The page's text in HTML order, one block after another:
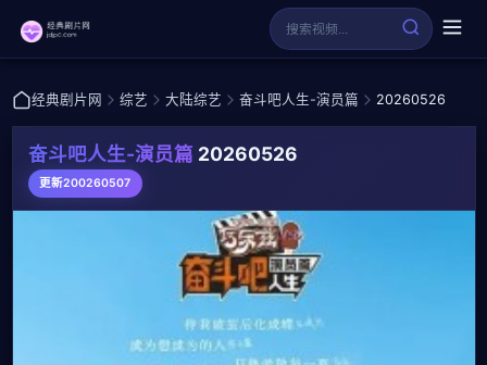
经典剧片网 综艺 大陆综艺 奋斗吧人生-演员篇 20260526
奋斗吧人生-演员篇 20260526
更新200260507